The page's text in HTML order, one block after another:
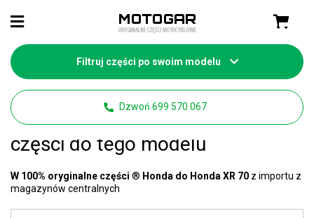
Filtruj części po swoim modelu
Dzwoń 699 570 067
Strona główna Części motocyklowe Honda
Honda XR 70 części- mamy 41
części do tego modelu
W 100% oryginalne części ® Honda do Honda XR 70 z importu z
magazynów centralnych